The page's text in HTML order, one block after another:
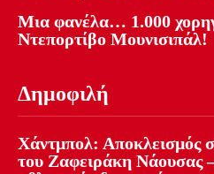
Μια φανέλα… 1.000
Ντεπορτίβο Μουνισιπάλ!
Δημοφιλή
Χάντμπολ: Αποκλεισμός
του Ζαφειράκη Νάουσας